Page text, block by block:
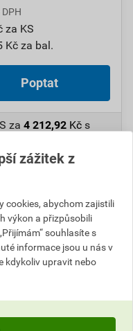
za KS
Kč za bal.
Poptat
za 4 212,92 Kč s
oko 25mmţ/M10
zážitek z
cookies, abychom zajistili
výkon a přizpůsobili
souhlasíte s
informace jsou u nás v
kdykoliv upravit nebo